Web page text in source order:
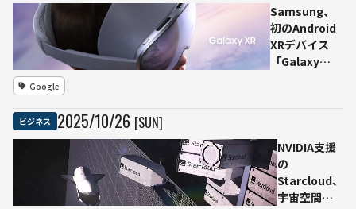
とロボット
「ugo」を連
携
Samsung、
初のAndroid
XRデバイス
「Galaxy
世代空間体験
を実現
Google
ビジネス 2025/10/26 [SUN]
NVIDIA支援
の
Starcloud、
宇宙空間にAI